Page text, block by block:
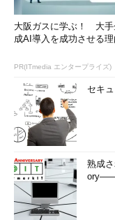
大阪ガスに学ぶ！ 大手
成AI導入を成功させる理
PR(ITmedia エンタープライズ)
セキ
熟成
ory――